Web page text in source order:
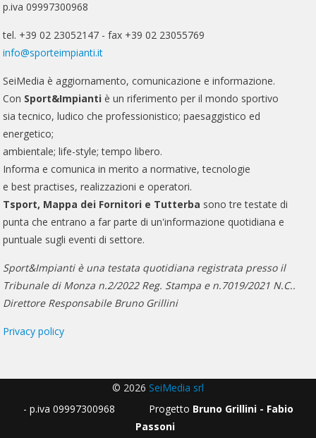
p.iva 09997300968
tel. +39 02 23052147 - fax +39 02 23055769
info@sporteimpianti.it
SeiMedia è aggiornamento, comunicazione e informazione.
Con Sport&Impianti è un riferimento per il mondo sportivo
sia tecnico, ludico che professionistico; paesaggistico ed
energetico;
ambientale; life-style; tempo libero.
Informa e comunica in merito a normative, tecnologie
e best practises, realizzazioni e operatori.
Tsport, Mappa dei Fornitori e Tutterba sono tre testate di
punta che entrano a far parte di un'informazione quotidiana e
puntuale sugli eventi di settore.
Sport&Impianti è una testata quotidiana registrata presso il
Tribunale di Monza n.2/2022 Reg. Stampa e n.7019/2021 N.C..
Direttore Responsabile Bruno Grillini
Privacy policy
© 2026 SeiMedia srl
- p.iva 09997300968 Progetto Bruno Grillini - Fabio
Passoni